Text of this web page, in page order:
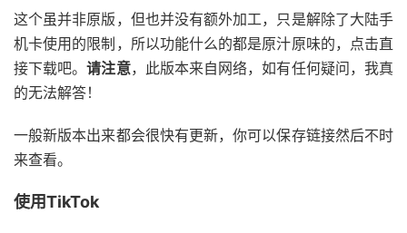
这个虽并非原版，但也并没有额外加工，只是解除了大陆手
机卡使用的限制，所以功能什么的都是原汁原味的，点击直
接下载吧。请注意，此版本来自网络，如有任何疑问，我真
的无法解答！
一般新版本出来都会很快有更新，你可以保存链接然后不时
来查看。
使用TikTok